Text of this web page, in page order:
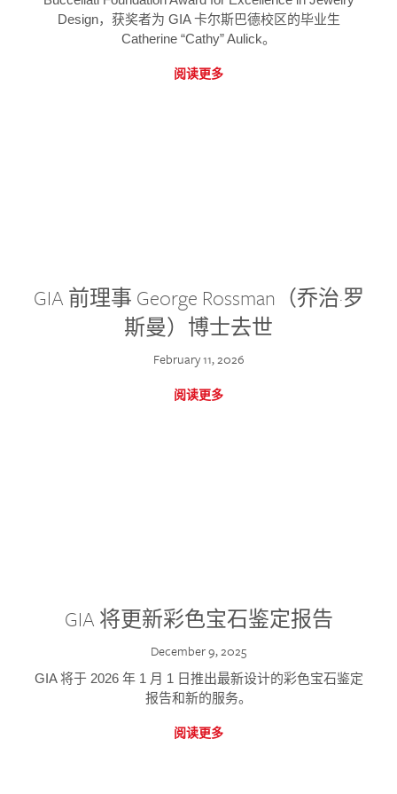
Design，获奖者为 GIA 卡尔斯巴德校区的毕业生
Catherine “Cathy” Aulick。
阅读更多
GIA 前理事 George Rossman（乔治·罗
斯曼）博士去世
February 11, 2026
阅读更多
GIA 将更新彩色宝石鉴定报告
December 9, 2025
GIA 将于 2026 年 1 月 1 日推出最新设计的彩色宝石鉴定
报告和新的服务。
阅读更多